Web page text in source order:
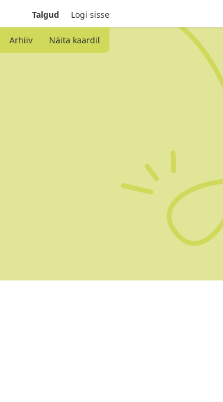
Talgud Logi sisse
Arhiiv Näita kaardil